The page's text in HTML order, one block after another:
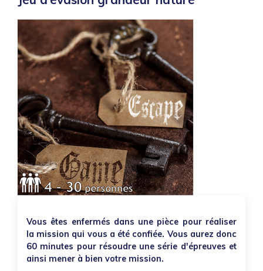
Vous êtes enfermés dans une pièce pour réaliser
la mission qui vous a été confiée. Vous aurez donc
60 minutes pour résoudre une série d'épreuves et
ainsi mener à bien votre mission.